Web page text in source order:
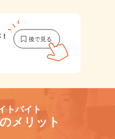
トバイト
メリット